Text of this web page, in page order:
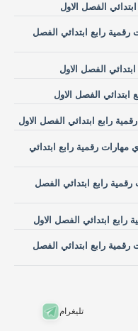
الفصل الاول
رابع ابتدائي الفصل
الفصل الاول
الفصل الاول
رابع ابتدائي الفصل الاول
مهارات رقمية رابع ابتدائي
رقمية رابع ابتدائي الفصل
ابتدائي الفصل الاول
رابع ابتدائي الفصل
تليغرام